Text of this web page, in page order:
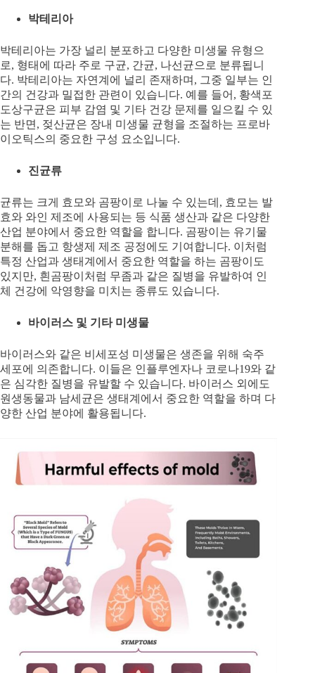
박테리아
박테리아는 가장 널리 분포하고 다양한 미생물 유형으
로, 형태에 따라 주로 구균, 간균, 나선균으로 분류됩니
다. 박테리아는 자연계에 널리 존재하며, 그중 일부는 인
간의 건강과 밀접한 관련이 있습니다. 예를 들어, 황색포
도상구균은 피부 감염 및 기타 건강 문제를 일으킬 수 있
는 반면, 젖산균은 장내 미생물 균형을 조절하는 프로바
이오틱스의 중요한 구성 요소입니다.
진균류
균류는 크게 효모와 곰팡이로 나눌 수 있는데, 효모는 발
효와 와인 제조에 사용되는 등 식품 생산과 같은 다양한
산업 분야에서 중요한 역할을 합니다. 곰팡이는 유기물
분해를 돕고 항생제 제조 공정에도 기여합니다. 이처럼
특정 산업과 생태계에서 중요한 역할을 하는 곰팡이도
있지만, 흰곰팡이처럼 무좀과 같은 질병을 유발하여 인
체 건강에 악영향을 미치는 종류도 있습니다.
바이러스 및 기타 미생물
바이러스와 같은 비세포성 미생물은 생존을 위해 숙주
세포에 의존합니다. 이들은 인플루엔자나 코로나19와 같
은 심각한 질병을 유발할 수 있습니다. 바이러스 외에도
원생동물과 남세균은 생태계에서 중요한 역할을 하며 다
양한 산업 분야에 활용됩니다.